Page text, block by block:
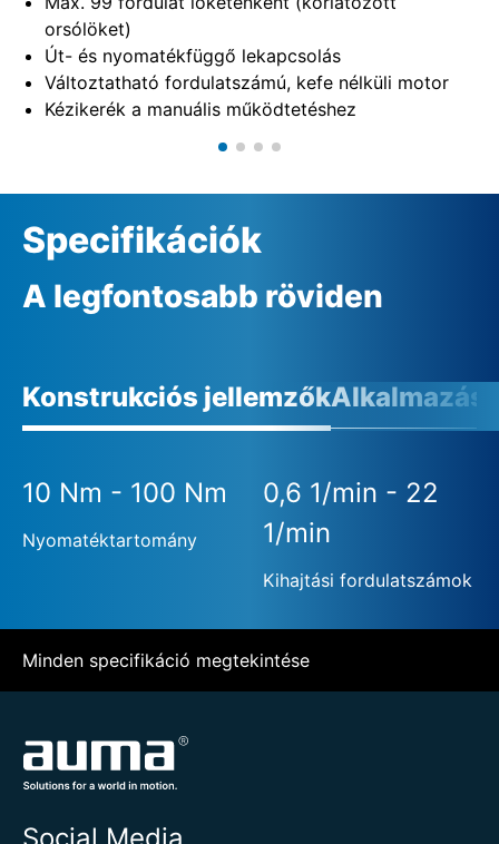
orsólöket)
Út- és nyomatékfüggő lekapcsolás
Változtatható fordulatszámú, kefe nélküli motor
Kézikerék a manuális működtetéshez
Specifikációk
A legfontosabb röviden
Konstrukciós jellemzők
10 Nm - 100 Nm
Nyomatéktartomány
0,6 1/min - 22
1/min
Kihajtási fordulatszámok
Minden specifikáció megtekintése
Social Media